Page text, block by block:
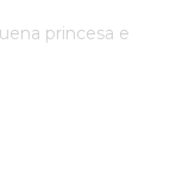
princesa e